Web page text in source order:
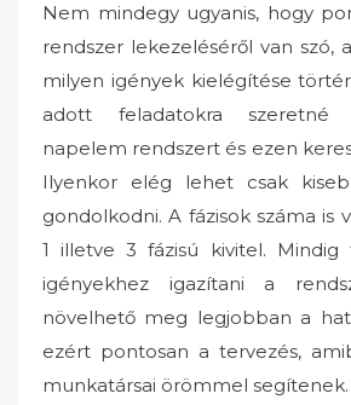
Nem mindegy ugyanis, hogy
rendszer lekezeléséről van szó,
milyen igények kielégítése
adott feladatokra szeretné
napelem rendszert és ezen
Ilyenkor elég lehet csak
gondolkodni. A fázisok száma is
1 illetve 3 fázisú kivitel.
igényekhez igazítani a
növelhető meg legjobban a
ezért pontosan a tervezés,
munkatársai örömmel segítenek.